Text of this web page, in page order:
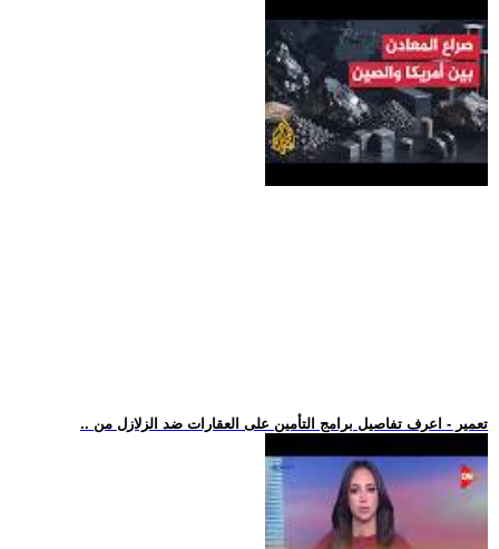
.. تعمير - اعرف تفاصيل برامج التأمين على العقارات ضد الزلازل من